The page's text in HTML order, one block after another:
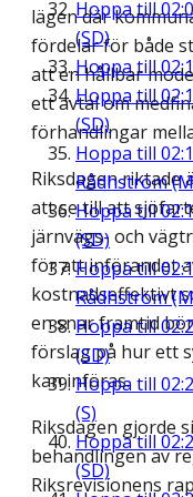
Hoppa till
(SD)
Hoppa till
Hoppa till
(SD)
Hoppa till
Rådhström
Hoppa till
(SD)
Hoppa till
Rådhström
Hoppa till
(SD)
Hoppa till
(S)
Hoppa till
(SD)
lägen där
fördelar för både
att en hållbar
ett avtal om
förhandlingar
Riksdagen riktade
att se till att
järnvägs- och
för att införandet
kostnadseffektivt
en snar framtid
förslag på hur ett
kan införas.
Riksdagen gjorde
behandlingen av
Riksrevisionens